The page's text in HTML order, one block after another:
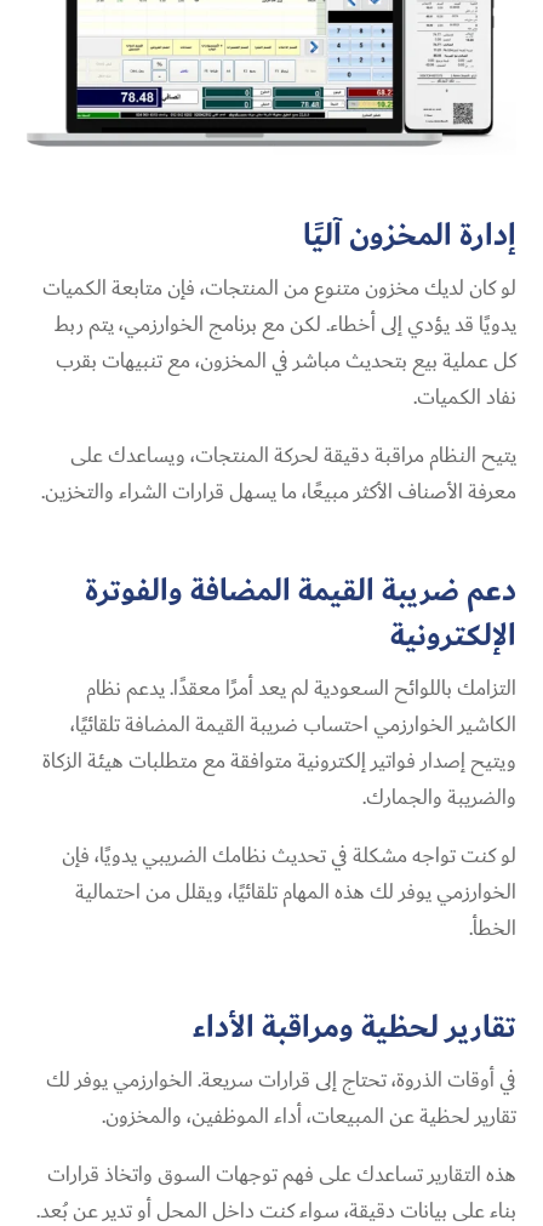
إدارة المخزون آليًا
لو كان لديك مخزون متنوع من المنتجات، فإن متابعة الكميات
يدويًا قد يؤدي إلى أخطاء. لكن مع برنامج الخوارزمي، يتم ربط
كل عملية بيع بتحديث مباشر في المخزون، مع تنبيهات بقرب
نفاد الكميات.
يتيح النظام مراقبة دقيقة لحركة المنتجات، ويساعدك على
معرفة الأصناف الأكثر مبيعًا، ما يسهل قرارات الشراء والتخزين.
دعم ضريبة القيمة المضافة والفوترة
الإلكترونية
التزامك باللوائح السعودية لم يعد أمرًا معقدًا. يدعم نظام
الكاشير الخوارزمي احتساب ضريبة القيمة المضافة تلقائيًا،
ويتيح إصدار فواتير إلكترونية متوافقة مع متطلبات هيئة الزكاة
والضريبة والجمارك.
لو كنت تواجه مشكلة في تحديث نظامك الضريبي يدويًا، فإن
الخوارزمي يوفر لك هذه المهام تلقائيًا، ويقلل من احتمالية
الخطأ.
تقارير لحظية ومراقبة الأداء
في أوقات الذروة، تحتاج إلى قرارات سريعة. الخوارزمي يوفر لك
تقارير لحظية عن المبيعات، أداء الموظفين، والمخزون.
هذه التقارير تساعدك على فهم توجهات السوق واتخاذ قرارات
بناء على بيانات دقيقة، سواء كنت داخل المحل أو تدير عن بُعد.